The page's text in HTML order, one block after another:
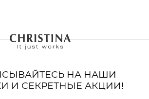
НА НАШИ
И СЕКРЕТНЫЕ АКЦИИ!